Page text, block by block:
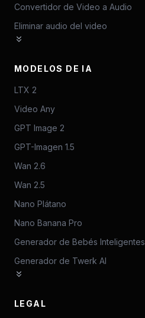
Convertidor de Video a Audio
Eliminar audio del video
MODELOS DE IA
LTX 2
Video Any
GPT Image 2
GPT-Imagen 1.5
Wan 2.6
Wan 2.5
Nano Plátano
Nano Banana Pro
Generador de Bebés Inteligentes
Generador de Twerk AI
LEGAL